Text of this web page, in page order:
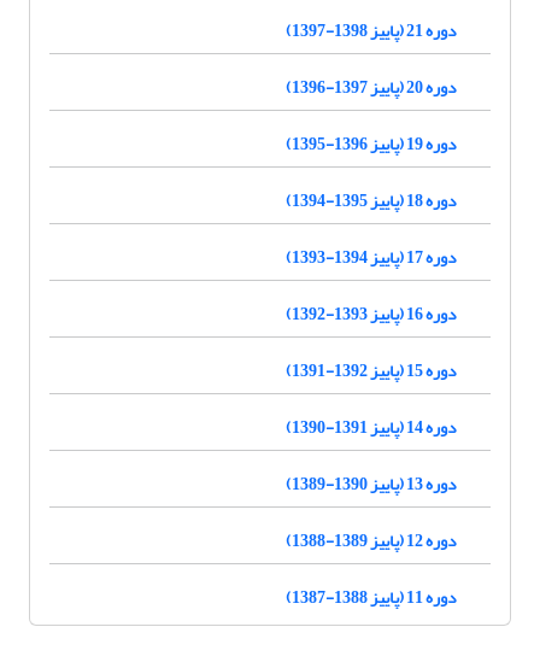
دوره 21 (پاییز 1398-1397)
دوره 20 (پاییز 1397-1396)
دوره 19 (پاییز 1396-1395)
دوره 18 (پاییز 1395-1394)
دوره 17 (پاییز 1394-1393)
دوره 16 (پاییز 1393-1392)
دوره 15 (پاییز 1392-1391)
دوره 14 (پاییز 1391-1390)
دوره 13 (پاییز 1390-1389)
دوره 12 (پاییز 1389-1388)
دوره 11 (پاییز 1388-1387)